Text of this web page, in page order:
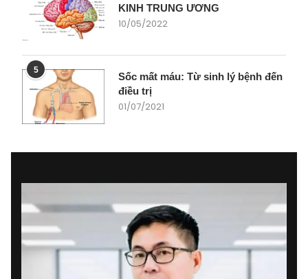
KINH TRUNG ƯƠNG
10/05/2022
5
Sốc mất máu: Từ sinh lý bệnh đến
điều trị
01/07/2021